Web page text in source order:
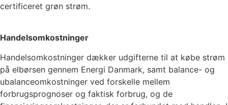
certificeret grøn strøm.
Handelsomkostninger
Handelsomkostninger dækker udgifterne til at købe strøm
på elbørsen gennem Energi Danmark, samt balance- og
ubalanceomkostninger ved forskelle mellem
forbrugsprognoser og faktisk forbrug, og de